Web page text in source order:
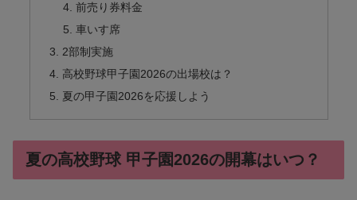
前売り券料金
車いす席
2部制実施
高校野球甲子園2026の出場校は？
夏の甲子園2026を応援しよう
夏の高校野球 甲子園2026の開幕はいつ？